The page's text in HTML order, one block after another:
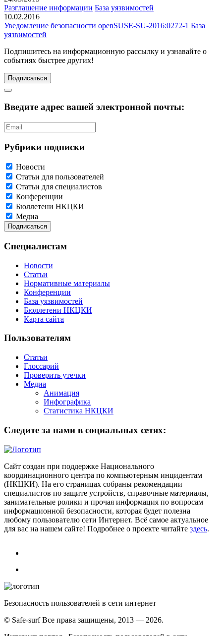
Разглашение информации База уязвимостей
10.02.2016
Уведомление безопасности openSUSE-SU-2016:0272-1 База
уязвимостей
Подпишитесь на информационную рассылку и узнавайте о
событиях быстрее других!
Подписаться
Введите адрес вашей электронной почты:
Рубрики подписки
Новости
Статьи для пользователей
Статьи для специалистов
Конференции
Бюллетени НКЦКИ
Медиа
Специалистам
Новости
Статьи
Нормативные материалы
Конференции
База уязвимостей
Бюллетени НКЦКИ
Карта сайта
Пользователям
Статьи
Глоссарий
Проверить утечки
Медиа
Анимация
Инфографика
Статистика НКЦКИ
Следите за нами в социальных сетях:
Сайт создан при поддержке Национального
координационного центра по компьютерным инцидентам
(НКЦКИ). На его страницах собраны рекомендации
специалистов по защите устройств, справочные материалы,
занимательные ролики и прочая информация по вопросам
информационной безопасности, которая будет полезна
любому пользователю сети Интернет. Всё самое актуальное
для вас на нашем сайте! Подробнее о проекте читайте здесь.
Безопасность пользователей в сети интернет
© Safe-surf Все права защищены, 2013 — 2026.